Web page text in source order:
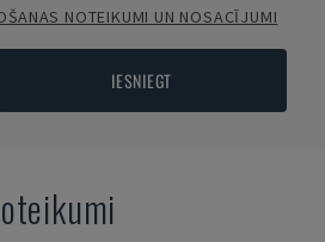
NOTEIKUMI UN NOSACĪJUMI
IESNIEGT